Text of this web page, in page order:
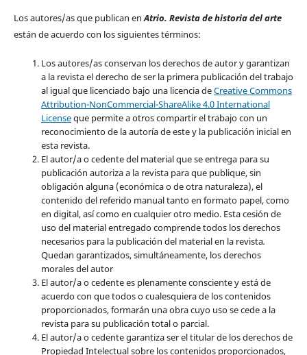
Los autores/as que publican enAtrio. Revista de historia del arte
están de acuerdo con los siguientes términos:
Los autores/as conservan los derechos de autor y garantizan
a la revista el derecho de ser la primera publicación del trabajo
al igual que licenciado bajo una licencia deCreative Commons
Attribution-NonCommercial-ShareAlike 4.0 International
Licenseque permite a otros compartir el trabajo con un
reconocimiento de la autoría de este y la publicación inicial en
esta revista.
El autor/a o cedente del material que se entrega para su
publicación autoriza a la revista para que publique, sin
obligación alguna (económica o de otra naturaleza), el
contenido del referido manual tanto en formato papel, como
en digital, así como en cualquier otro medio. Esta cesión de
uso del material entregado comprende todos los derechos
necesarios para la publicación del material en la revista.
Quedan garantizados, simultáneamente, los derechos
morales del autor
El autor/a o cedente es plenamente consciente y está de
acuerdo con que todos o cualesquiera de los contenidos
proporcionados, formarán una obra cuyo uso se cede a la
revista para su publicación total o parcial.
El autor/a o cedente garantiza ser el titular de los derechos de
Propiedad Intelectual sobre los contenidos proporcionados,